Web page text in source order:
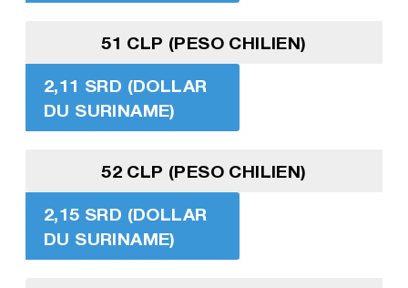
51 CLP (PESO CHILIEN)
2,11 SRD (DOLLAR
DU SURINAME)
52 CLP (PESO CHILIEN)
2,15 SRD (DOLLAR
DU SURINAME)